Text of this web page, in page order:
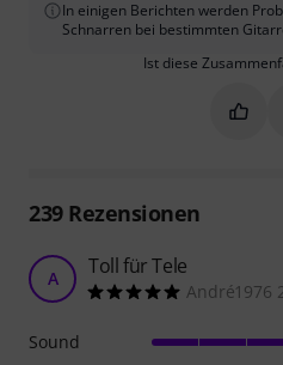
In einigen Berichten werden
Schnarren bei bestimmten
Ist diese
239Rezensionen
A Toll für Tele
André1976
Sound